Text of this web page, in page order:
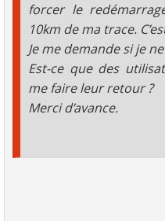
forcer le
10km de ma trace.
Je me demande si je
Est-ce que des
me faire leur retour ?
Merci d’avance.